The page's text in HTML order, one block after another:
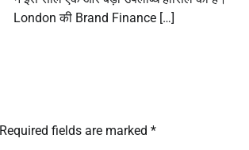
London की Brand Finance […]
Required fields are marked *